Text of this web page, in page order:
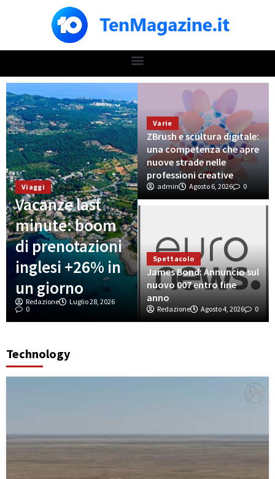
Varie
ZBrush e scultura digitale:
una competenza che apre
nuove strade nelle
professioni creative
admin Agosto 6, 2026 0
Spettacolo
James Bond: Annuncio sul
nuovo 007 entro fine
anno
Redazione Agosto 4, 2026 0
Viaggi
Vacanze last
minute: boom
di prenotazioni
inglesi +26% in
un giorno
Redazione
Luglio 28, 2026
0
Technology